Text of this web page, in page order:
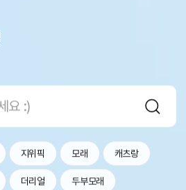
지위픽 모래 캐츠랑
더리얼 두부모래